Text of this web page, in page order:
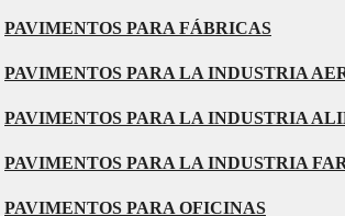
PAVIMENTOS PARA FÁBRICAS
PAVIMENTOS PARA LA INDUSTRIA
PAVIMENTOS PARA LA INDUSTRIA
PAVIMENTOS PARA LA INDUSTRIA
PAVIMENTOS PARA OFICINAS